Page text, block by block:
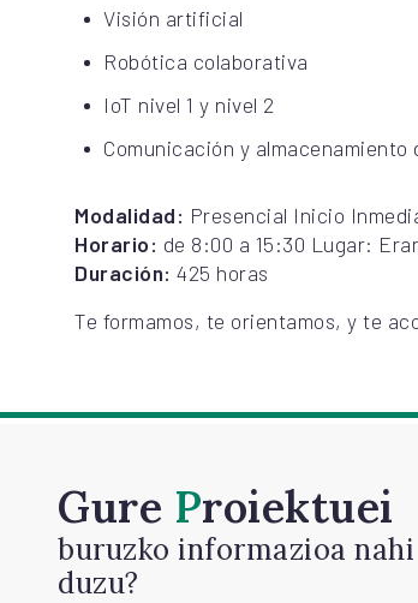
Visión artificial
Robótica colaborativa
IoT nivel 1 y nivel 2
Comunicación y almacenamiento
Modalidad: Presencial Inicio
Horario: de 8:00 a 15:30 Lugar:
Duración: 425 horas
Te formamos, te orientamos, y te
Gure Proiektuei
buruzko informazioa nahi
duzu?